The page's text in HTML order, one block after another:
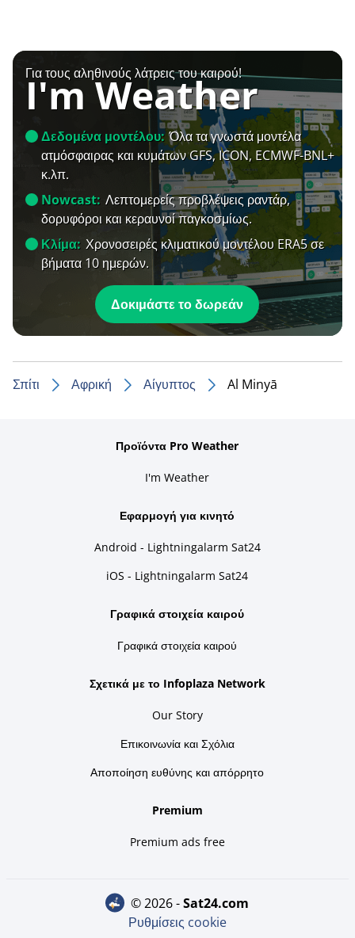
Για τους αληθινούς λάτρεις του καιρού!
I'm Weather
Δεδομένα μοντέλου: Όλα τα γνωστά μοντέλα
ατμόσφαιρας και κυμάτων GFS, ICON, ECMWF-BNL+
κ.λπ.
Nowcast: Λεπτομερείς προβλέψεις ραντάρ,
δορυφόροι και κεραυνοί παγκοσμίως.
Κλίμα: Χρονοσειρές κλιματικού μοντέλου ERA5 σε
βήματα 10 ημερών.
Δοκιμάστε το δωρεάν
Σπίτι Αφρική Αίγυπτος Al Minyā
Προϊόντα Pro Weather
I'm Weather
Εφαρμογή για κινητό
Android - Lightningalarm Sat24
iOS - Lightningalarm Sat24
Γραφικά στοιχεία καιρού
Γραφικά στοιχεία καιρού
Σχετικά με το Infoplaza Network
Our Story
Επικοινωνία και Σχόλια
Αποποίηση ευθύνης και απόρρητο
Premium
Premium ads free
© 2026 - sat24.com
Ρυθμίσεις cookie